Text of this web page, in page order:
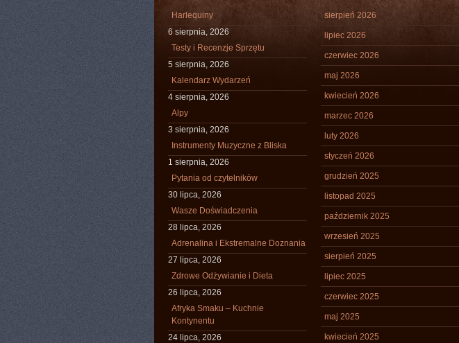
Harlequiny
6 sierpnia, 2026
Testy i Recenzje Sprzętu
5 sierpnia, 2026
Kalendarz Wydarzeń
4 sierpnia, 2026
Alpy
3 sierpnia, 2026
Instrumenty Muzyczne z Bliska
1 sierpnia, 2026
Pytania od czytelników
30 lipca, 2026
Wasze Doświadczenia
28 lipca, 2026
Adrenalina i Ekstremalne Doznania
27 lipca, 2026
Zdrowe Odżywianie i Dieta
26 lipca, 2026
Afryka Smaku – Kuchnie
Kontynentu
24 lipca, 2026
sierpień 2026
lipiec 2026
czerwiec 2026
maj 2026
kwiecień 2026
marzec 2026
luty 2026
styczeń 2026
grudzień 2025
listopad 2025
październik 2025
wrzesień 2025
sierpień 2025
lipiec 2025
czerwiec 2025
maj 2025
kwiecień 2025